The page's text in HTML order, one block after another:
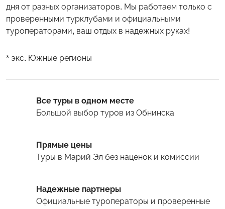
дня от разных организаторов. Мы работаем только с
проверенными турклубами и официальными
туроператорами, ваш отдых в надежных руках!
* экс. Южные регионы
Все туры в одном месте
Большой выбор туров из Обнинска
Прямые цены
Туры в Марий Эл без наценок и комиссии
Надежные партнеры
Официальные туроператоры и проверенные